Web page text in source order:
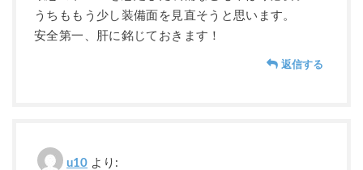
うちももう少し装備面を見直そうと思います。
安全第一、肝に銘じておきます！
返信する
u10 より: